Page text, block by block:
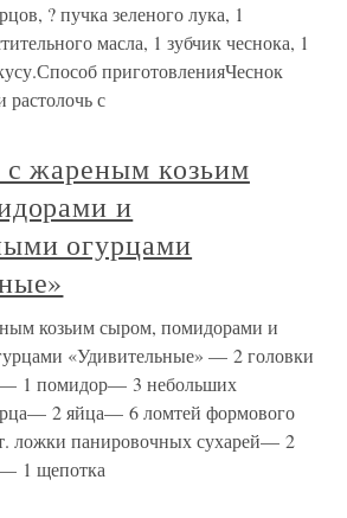
? пучка зеленого лука, 1
масла, 1 зубчик чеснока, 1
приготовленияЧеснок
с
с жареным козьим
и
огурцами
козьим сыром, помидорами и
«Удивительные» — 2 головки
1 помидор— 3 небольших
2 яйца— 6 ломтей формового
ложки панировочных сухарей— 2
1 щепотка